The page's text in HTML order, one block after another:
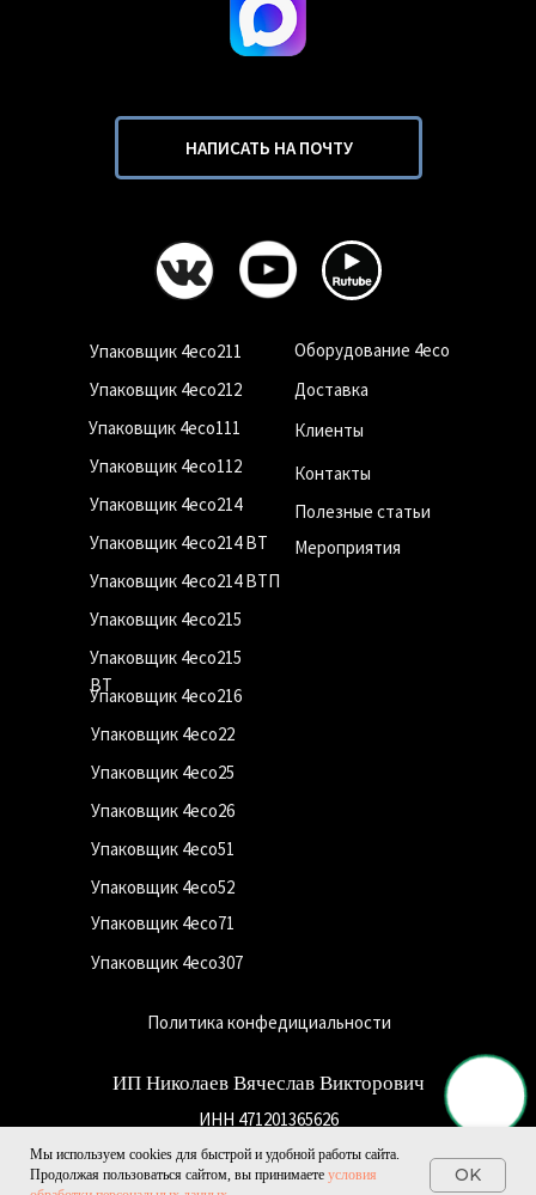
Все права защищены. Копирование и распространение фото и видео в
коммерческих целях запрещено.
Упаковщик 4eco211
Упаковщик 4eco212
Упаковщик 4eco112
Упаковщик 4eco214
Упаковщик 4eco215
Оборудование 4eco
Доставка
Клиенты
Контакты
ИП Николаев Вячеслав Викторович
Упаковщик 4eco22
Упаковщик 4eco25
ИНН 471201365626
ОГРНИП 320784700004362
Полезные статьи
Мероприятия
Упаковщик 4eco26
Политика конфедициальности
Упаковщик 4eco216
Упаковщик 4eco307
Упаковщик 4eco111
НАПИСАТЬ НА ПОЧТУ
Упаковщик 4eco51
Упаковщик 4eco52
Упаковщик 4eco71
Упаковщик 4eco215
ВТ
Упаковщик 4eco214 ВТ
Упаковщик 4eco214 ВТП
Мы используем cookies для быстрой и удобной работы сайта.
Продолжая пользоваться сайтом, вы принимаете условия
OK